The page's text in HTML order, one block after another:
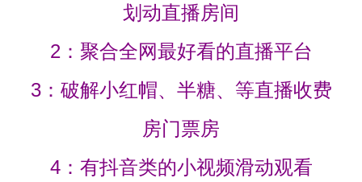
划动直播房间
2：聚合全网最好看的直播平台
3：破解小红帽、半糖、等直播收费
房门票房
4：有抖音类的小视频滑动观看